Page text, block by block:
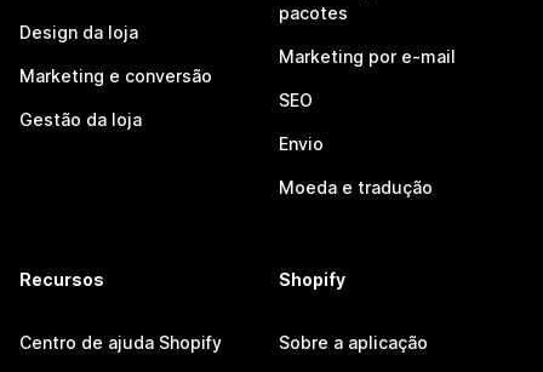
Design da loja
Marketing e conversão
Gestão da loja
pacotes
Marketing por e-mail
SEO
Envio
Moeda e tradução
Recursos
Centro de ajuda Shopify
Shopify
Sobre a aplicação